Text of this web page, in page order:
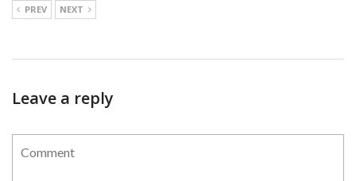
PREV NEXT
Leave a reply